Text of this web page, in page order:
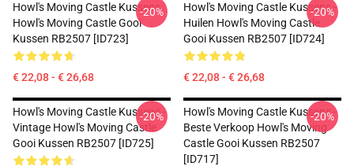
Howl's Moving Castle Kussens
Howl's Moving Castle Gooi
Kussen RB2507 [ID723]
€ 22,08 - € 26,68
-20%
Howl's Moving Castle Kussens -
Huilen Howl's Moving Castle
Gooi Kussen RB2507 [ID724]
€ 22,08 - € 26,68
-20%
Howl's Moving Castle Kussens -
Vintage Howl's Moving Castle
Gooi Kussen RB2507 [ID725]
-20%
Howl's Moving Castle Kussens -
Beste Verkoop Howl's Moving
Castle Gooi Kussen RB2507
[ID717]
-20%